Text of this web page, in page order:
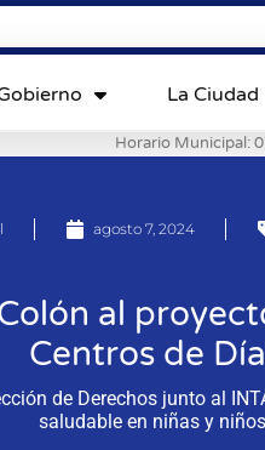
La Ciudad
Horario Municipal:
agosto 7, 2024
al
Centros de
de Derechos junto al
saludable en niñas y